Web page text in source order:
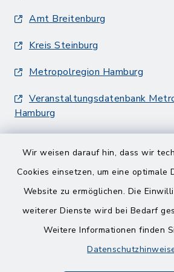
Wir weisen darauf hin, dass wir
Cookies einsetzen, um eine optimale
Website zu ermöglichen. Die
weiterer Dienste wird bei Bedarf
Weitere Informationen finden
Amt Breitenburg
Kreis Steinburg
Metropolregion Hamburg
Veranstaltungsdatenbank
Hamburg
Barrierefreiheit